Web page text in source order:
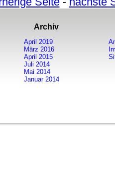
Archiv
April 2019
März 2016
April 2015
Juli 2014
Mai 2014
Januar 2014